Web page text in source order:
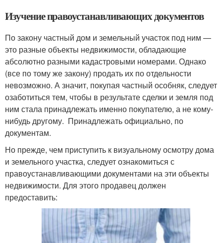
Изучение правоустанавливающих документов
По закону частный дом и земельный участок под ним —
это разные объекты недвижимости, обладающие
абсолютно разными кадастровыми номерами. Однако
(все по тому же закону) продать их по отдельности
невозможно. А значит, покупая частный особняк, следует
озаботиться тем, чтобы в результате сделки и земля под
ним стала принадлежать именно покупателю, а не кому-
нибудь другому. Принадлежать официально, по
документам.
Но прежде, чем приступить к визуальному осмотру дома
и земельного участка, следует ознакомиться с
правоустанавливающими документами на эти объекты
недвижимости. Для этого продавец должен
предоставить: